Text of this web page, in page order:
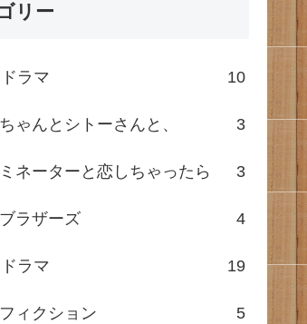
リー
ラマ 10
ゃんとシトーさんと、 3
ネーターと恋しちゃったら 3
ラザーズ 4
ラマ 19
ィクション 5